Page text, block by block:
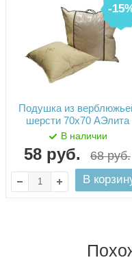
-
Подушка из
шерсти 70х70 АЭлита
В наличии
58 руб. 68руб.
В